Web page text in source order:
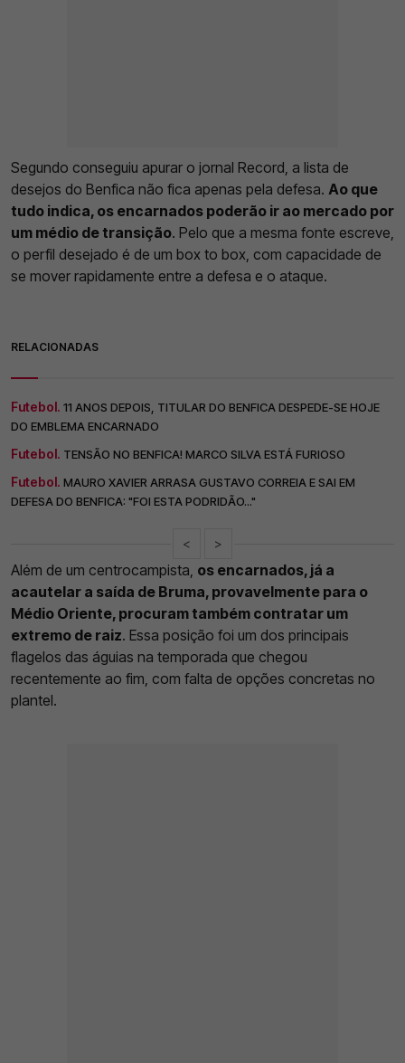
Segundo conseguiu apurar o jornal Record, a lista de
desejos do Benfica não fica apenas pela defesa. Ao que
tudo indica, os encarnados poderão ir ao mercado por
um médio de transição. Pelo que a mesma fonte escreve,
o perfil desejado é de um box to box, com capacidade de
se mover rapidamente entre a defesa e o ataque.
RELACIONADAS
Futebol. 11 ANOS DEPOIS, TITULAR DO BENFICA DESPEDE-SE HOJE
DO EMBLEMA ENCARNADO
Futebol. TENSÃO NO BENFICA! MARCO SILVA ESTÁ FURIOSO
Futebol. MAURO XAVIER ARRASA GUSTAVO CORREIA E SAI EM
DEFESA DO BENFICA: "FOI ESTA PODRIDÃO..."
< >
Além de um centrocampista, os encarnados, já a
acautelar a saída de Bruma, provavelmente para o
Médio Oriente, procuram também contratar um
extremo de raiz. Essa posição foi um dos principais
flagelos das águias na temporada que chegou
recentemente ao fim, com falta de opções concretas no
plantel.